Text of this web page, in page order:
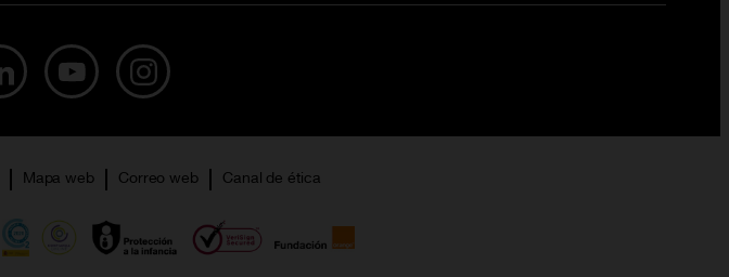
Mapa web Correo web Canal de ética